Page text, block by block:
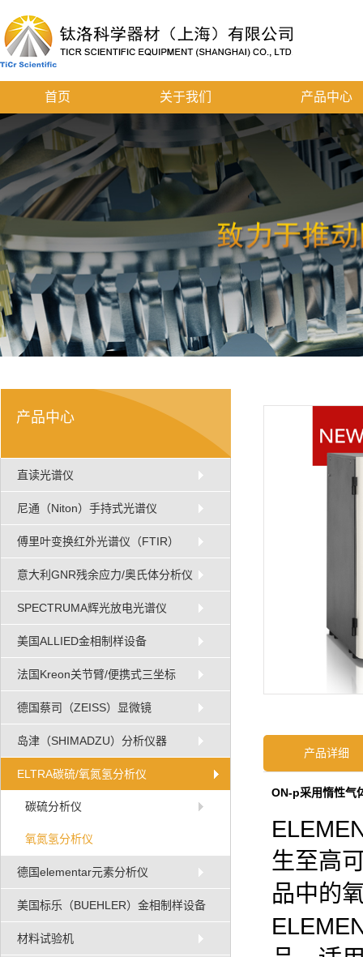
首页 关于我们 产品中心
产品中心
直读光谱仪
尼通（Niton）手持式光谱仪
傅里叶变换红外光谱仪（FTIR）
意大利GNR残余应力/奥氏体分析仪
SPECTRUMA辉光放电光谱仪
美国ALLIED金相制样设备
法国Kreon关节臂/便携式三坐标
德国蔡司（ZEISS）显微镜
岛津（SHIMADZU）分析仪器
ELTRA碳硫/氧氮氢分析仪
碳硫分析仪
氧氮氢分析仪
德国elementar元素分析仪
美国标乐（BUEHLER）金相制样设备
材料试验机
产品详细
ON-p采用惰性气
生至高
品中的